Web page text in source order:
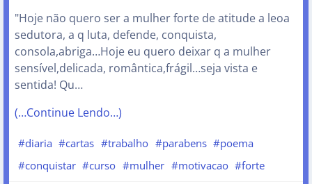
"Hoje não quero ser a mulher forte de atitude a leoa
sedutora, a q luta, defende, conquista,
consola,abriga…Hoje eu quero deixar q a mulher
sensível,delicada, romântica,frágil…seja vista e
sentida! Qu…
(…Continue Lendo…)
#diaria #cartas #trabalho #parabens #poema
#conquistar #curso #mulher #motivacao #forte